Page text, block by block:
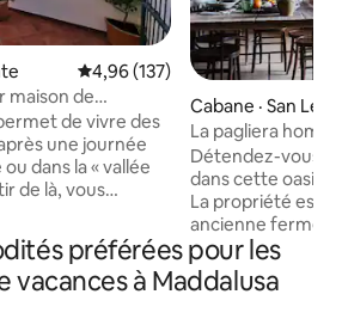
Note moyenne de 4,96 sur 5,
4,96 (137)
maison de
de vivre des
une journée
dans la « vallée
de là, vous
En fait,
(à pied) « Via
le cœur de la vieille
Cabane · San
La pagliera home
Détendez-vous
dans cette oasis
La propriété est
ancienne ferme
située dans le
Vallée des
l’objet d’une
préférées pour les
vacances à Maddalusa